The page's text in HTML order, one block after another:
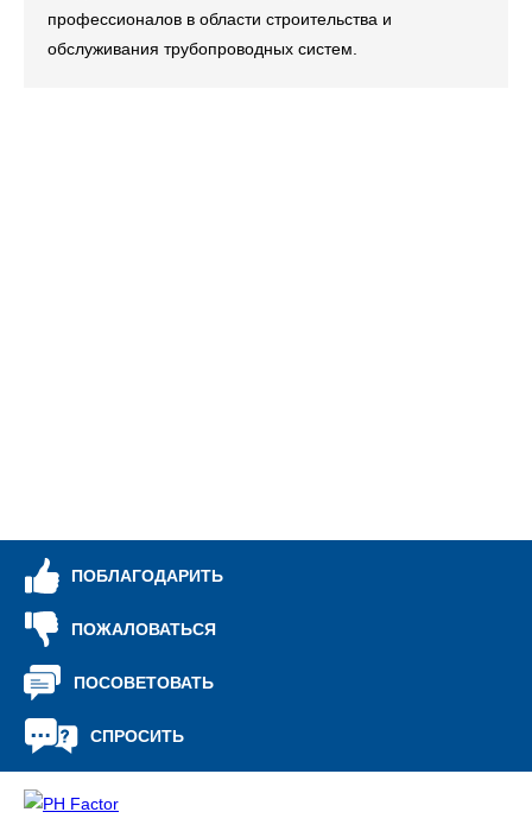
профессионалов в области строительства и
обслуживания трубопроводных систем.
ПОБЛАГОДАРИТЬ
ПОЖАЛОВАТЬСЯ
ПОСОВЕТОВАТЬ
СПРОСИТЬ